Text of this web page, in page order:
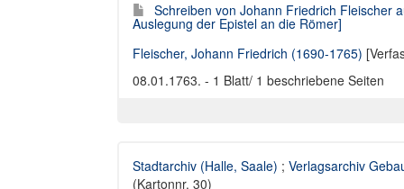
Schreiben von Johann Friedrich Fleischer
Auslegung der Epistel an die Römer]
Fleischer, Johann Friedrich (1690-1765)
08.01.1763. - 1 Blatt/ 1 beschriebene Seiten
Stadtarchiv (Halle, Saale) ; Verlagsarchiv
(Kartonnr. 30)